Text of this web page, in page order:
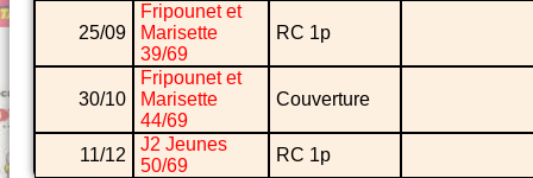
25/09
Fripounet et
Marisette
39/69
RC 1p
30/10
Fripounet et
Marisette
44/69
Couverture
11/12
J2 Jeunes
50/69
RC 1p